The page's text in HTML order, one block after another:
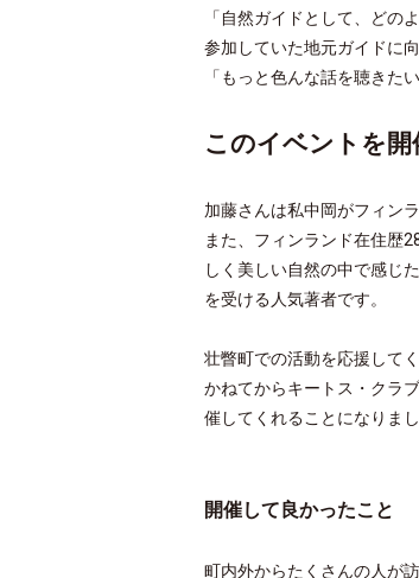
「自然ガイドとして、どの
参加していた地元ガイドに
「もっと色んな話を聴
このイベントを
加藤さんは私中岡がフィン
また、フィンランド在住歴
しく美しい自然の中で感じ
を受ける人気著者です。
壮瞥町での活動を応援して
かねてからキートス・クラ
催してくれることになりまし
開催して良かったこと
町内外からたくさんの人が